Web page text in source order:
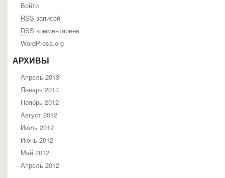
Войти
RSS записей
RSS комментариев
WordPress.org
АРХИВЫ
Апрель 2013
Январь 2013
Ноябрь 2012
Август 2012
Июль 2012
Июнь 2012
Май 2012
Апрель 2012